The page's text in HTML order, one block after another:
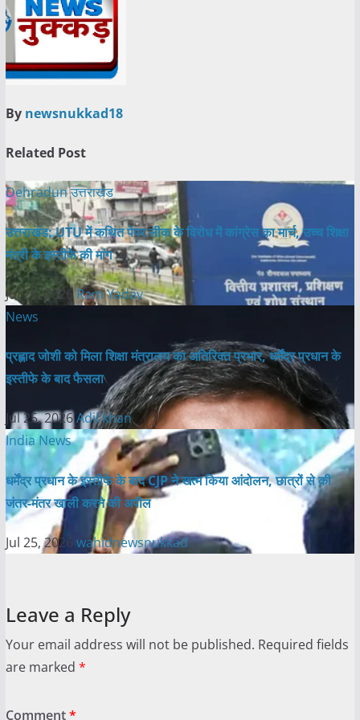
By newsnukkad18
Related Post
Dehradunउत्तराखंड
उत्तराखंड: UTU में कथित पेपर लीक के विरोध में कांग्रेस का मार्च, उच्च शिक्षा
मंत्री के इस्तीफे की मांग
Jul 25, 2026Ram Yadav
News
प्रह्लाद जोशी को मिला शिक्षा मंत्रालय का अतिरिक्त प्रभार, धर्मेंद्र प्रधान के
इस्तीफे के बाद फैसला
Jul 25, 2026Adil khan
India News
धर्मेंद्र प्रधान के इस्तीफे के बाद CJP ने खत्म किया आंदोलन, छात्रों से की
जंतर-मंतर खाली करने की अपील
Jul 25, 2026 wahidnewsnukkad
Leave a Reply
Your email address will not be published. Required fields
are marked *
Comment*